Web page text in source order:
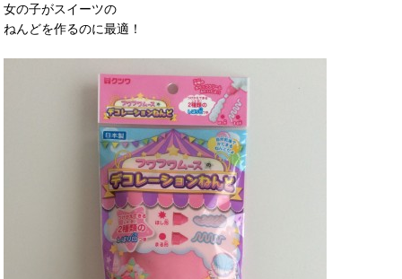
女の子がスイーツの
ねんどを作るのに最適！